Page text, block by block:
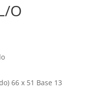
O
66 x 51 Base 13